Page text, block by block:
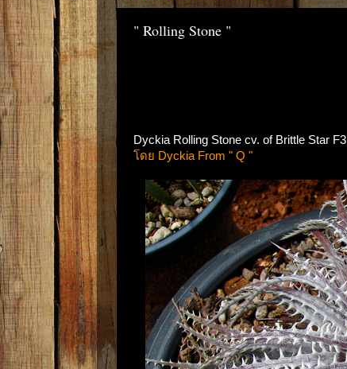
" Rolling Stone "
Dyckia Rolling Stone cv. of Brittle Star F3
โดย Dyckia From " Q "